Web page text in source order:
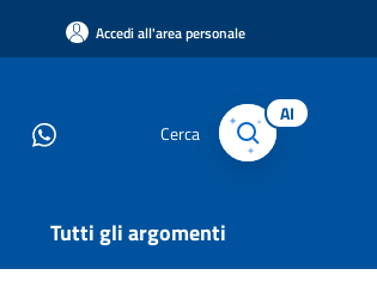
Accedi all'area personale
Cerca
AI
Tutti gli argomenti